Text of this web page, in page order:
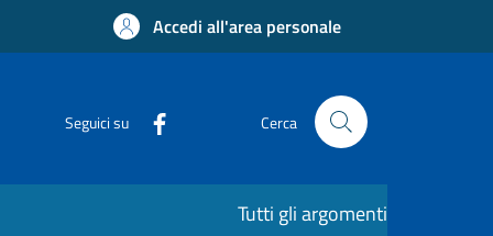
Accedi all'area personale
Seguici su Cerca
Tutti gli argomenti